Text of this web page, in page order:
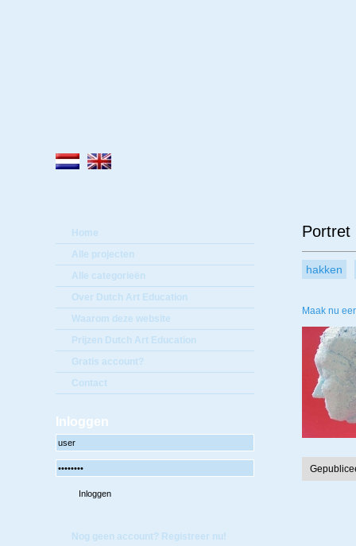
Home
Alle projecten
Alle categorieën
Over Dutch Art Education
Waarom deze website
Prijzen Dutch Art Education
Gratis account?
Contact
Inloggen
Nog geen account? Registreer nu!
Portret
hakken
Maak nu